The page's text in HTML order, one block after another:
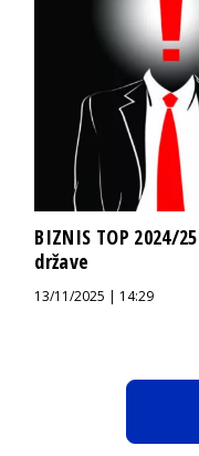
BIZNIS TOP 2024/
države
13/11/2025 | 14:29